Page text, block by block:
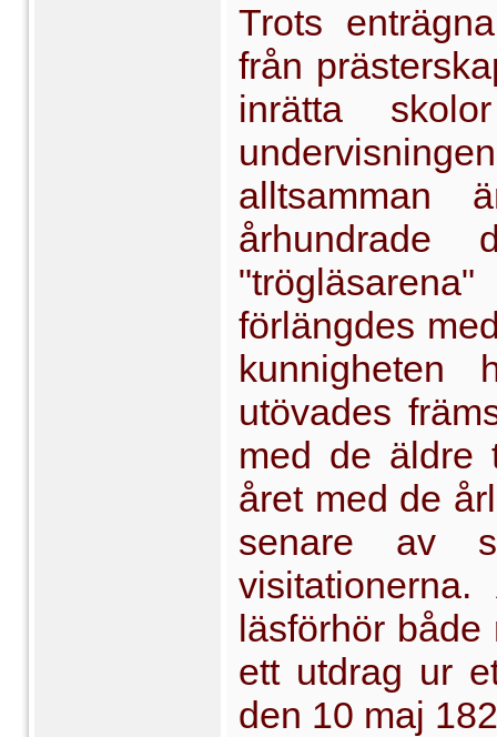
Trots
från
inrätta
alltsamman
århundrade
förlängdes
utövades
med de äldre
året med de
senare av
läsförhör
ett utdrag ur
den 10 maj